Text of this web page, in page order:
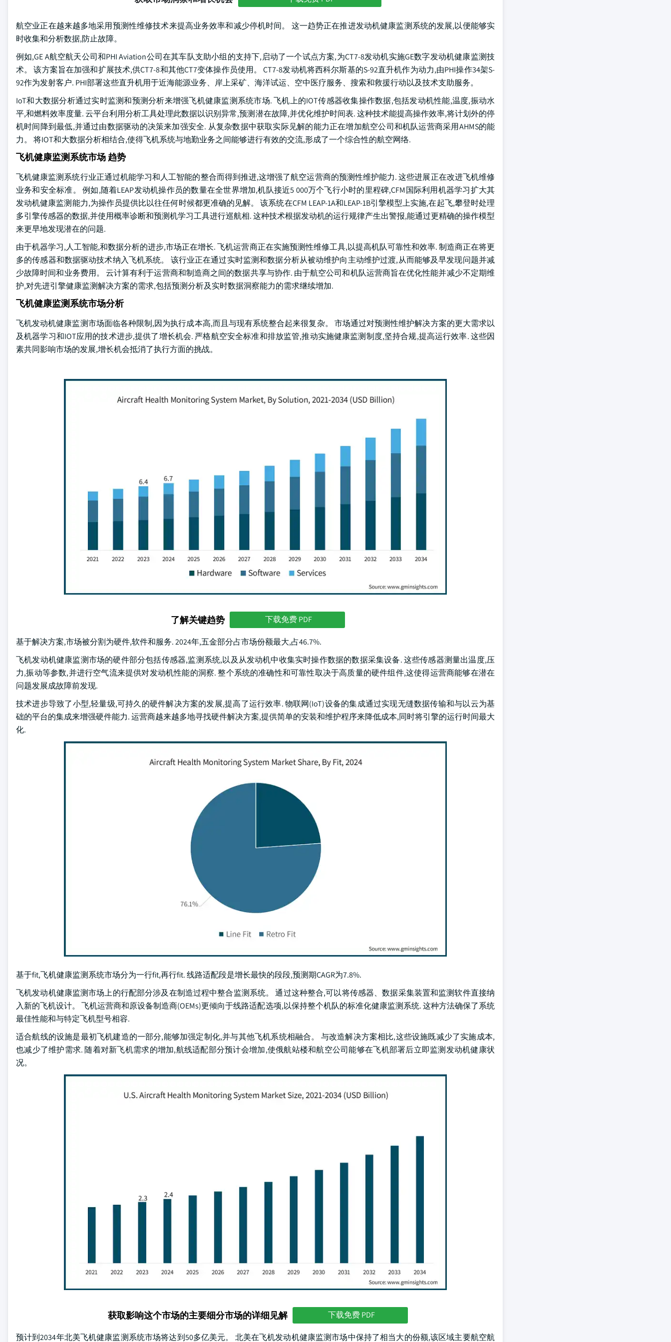
航空业正在越来越多地采用预测性维修技术来提高业务效率和减少停机时间。 这一趋势正在推进发动机健康监测系统的发展,以便能够实
时收集和分析数据,防止故障。
例如,GE A航空航天公司和PHI Aviation公司在其车队支助小组的支持下,启动了一个试点方案,为CT7-8发动机实施GE数字发动机健康监测技
术。 该方案旨在加强和扩展技术,供CT7-8和其他CT7变体操作员使用。 CT7-8发动机将西科尔斯基的S-92直升机作为动力,由PHI操作34架S-
92作为发射客户. PHI部署这些直升机用于近海能源业务、岸上采矿、海洋试运、空中医疗服务、搜索和救援行动以及技术支助服务。
IoT和大数据分析通过实时监测和预测分析来增强飞机健康监测系统市场. 飞机上的IOT传感器收集操作数据,包括发动机性能,温度,振动水
平,和燃料效率度量. 云平台利用分析工具处理此数据以识别异常,预测潜在故障,并优化维护时间表. 这种技术能提高操作效率,将计划外的停
机时间降到最低,并通过由数据驱动的决策来加强安全. 从复杂数据中获取实际见解的能力正在增加航空公司和机队运营商采用AHMS的能
力。 将IOT和大数据分析相结合,使得飞机系统与地勤业务之间能够进行有效的交流,形成了一个综合性的航空网络.
飞机健康监测系统市场 趋势
飞机健康监测系统行业正通过机能学习和人工智能的整合而得到推进,这增强了航空运营商的预测性维护能力. 这些进展正在改进飞机维修
业务和安全标准。 例如,随着LEAP发动机操作员的数量在全世界增加,机队接近5 000万个飞行小时的里程碑,CFM国际利用机器学习扩大其
发动机健康监测能力,为操作员提供比以往任何时候都更准确的见解。 该系统在CFM LEAP-1A和LEAP-1B引擎模型上实施,在起飞,攀登时处理
多引擎传感器的数据,并使用概率诊断和预测机学习工具进行巡航相. 这种技术根据发动机的运行规律产生出警报,能通过更精确的操作模型
来更早地发现潜在的问题.
由于机器学习,人工智能,和数据分析的进步,市场正在增长. 飞机运营商正在实施预测性维修工具,以提高机队可靠性和效率. 制造商正在将更
多的传感器和数据驱动技术纳入飞机系统。 该行业正在通过实时监测和数据分析从被动维护向主动维护过渡,从而能够及早发现问题并减
少故障时间和业务费用。 云计算有利于运营商和制造商之间的数据共享与协作. 由于航空公司和机队运营商旨在优化性能并减少不定期维
护,对先进引擎健康监测解决方案的需求,包括预测分析及实时数据洞察能力的需求继续增加.
飞机健康监测系统市场分析
飞机发动机健康监测市场面临各种限制,因为执行成本高,而且与现有系统整合起来很复杂。 市场通过对预测性维护解决方案的更大需求以
及机器学习和IOT应用的技术进步,提供了增长机会. 严格航空安全标准和排放监管,推动实施健康监测制度,坚持合规,提高运行效率. 这些因
素共同影响市场的发展,增长机会抵消了执行方面的挑战。
了解关键趋势 下载免费 PDF
基于解决方案,市场被分割为硬件,软件和服务. 2024年,五金部分占市场份额最大,占46.7%.
飞机发动机健康监测市场的硬件部分包括传感器,监测系统,以及从发动机中收集实时操作数据的数据采集设备. 这些传感器测量出温度,压
力,振动等参数,并进行空气流来提供对发动机性能的洞察. 整个系统的准确性和可靠性取决于高质量的硬件组件,这使得运营商能够在潜在
问题发展成故障前发现.
技术进步导致了小型,轻量级,可持久的硬件解决方案的发展,提高了运行效率. 物联网(IoT)设备的集成通过实现无缝数据传输和与以云为基
础的平台的集成来增强硬件能力. 运营商越来越多地寻找硬件解决方案,提供简单的安装和维护程序来降低成本,同时将引擎的运行时间最大
化.
基于fit,飞机健康监测系统市场分为一行fit,再行fit. 线路适配段是增长最快的段段,预测期CAGR为7.8%.
飞机发动机健康监测市场上的行配部分涉及在制造过程中整合监测系统。 通过这种整合,可以将传感器、数据采集装置和监测软件直接纳
入新的飞机设计。 飞机运营商和原设备制造商(OEMs)更倾向于线路适配选项,以保持整个机队的标准化健康监测系统. 这种方法确保了系统
最佳性能和与特定飞机型号相容.
适合航线的设施是最初飞机建造的一部分,能够加强定制化,并与其他飞机系统相融合。 与改造解决方案相比,这些设施既减少了实施成本,
也减少了维护需求. 随着对新飞机需求的增加,航线适配部分预计会增加,使俄航站楼和航空公司能够在飞机部署后立即监测发动机健康状
况。
获取影响这个市场的主要细分市场的详细见解 下载免费 PDF
预计到2034年北美飞机健康监测系统市场将达到50多亿美元。 北美在飞机发动机健康监测市场中保持了相当大的份额,该区域主要航空航